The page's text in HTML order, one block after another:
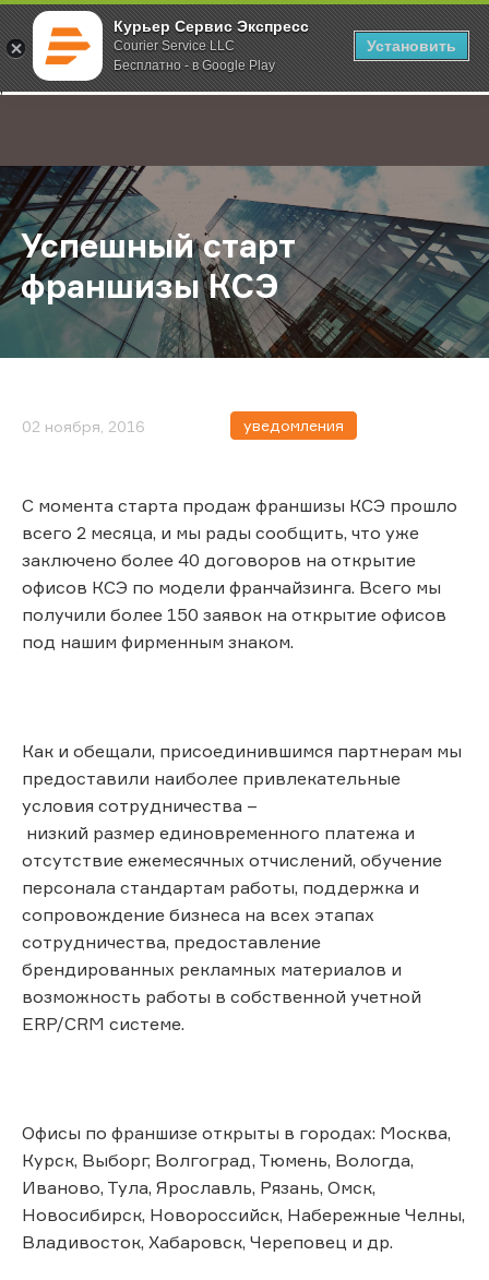
Курьер Сервис Экспресс
Courier Service LLC
Бесплатно - в Google Play
Установить
;
Главная О компании Новости Успешный старт франшизы КСЭ
Успешный старт
франшизы КСЭ
02 ноября, 2016 уведомления
С момента старта продаж франшизы КСЭ прошло
всего 2 месяца, и мы рады сообщить, что уже
заключено более 40 договоров на открытие
офисов КСЭ по модели франчайзинга. Всего мы
получили более 150 заявок на открытие офисов
под нашим фирменным знаком.
Как и обещали, присоединившимся партнерам мы
предоставили наиболее привлекательные
условия сотрудничества –
низкий размер единовременного платежа и
отсутствие ежемесячных отчислений, обучение
персонала стандартам работы, поддержка и
сопровождение бизнеса на всех этапах
сотрудничества, предоставление
брендированных рекламных материалов и
возможность работы в собственной учетной
ERP/CRM системе.
Офисы по франшизе открыты в городах: Москва,
Курск, Выборг, Волгоград, Тюмень, Вологда,
Иваново, Тула, Ярославль, Рязань, Омск,
Новосибирск, Новороссийск, Набережные Челны,
Владивосток, Хабаровск, Череповец и др.